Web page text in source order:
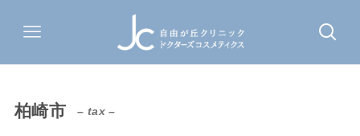
柏崎市 – tax –